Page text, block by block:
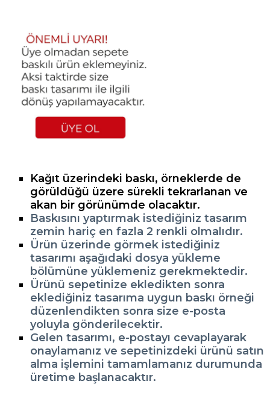
Kağıt üzerindeki baskı, örneklerde de
görüldüğü üzere sürekli tekrarlanan ve
akan bir görünümde olacaktır.
Baskısını yaptırmak istediğiniz tasarım
zemin hariç en fazla 2 renkli olmalıdır.
Ürün üzerinde görmek istediğiniz
tasarımı aşağıdaki dosya yükleme
bölümüne yüklemeniz gerekmektedir.
Ürünü sepetinize ekledikten sonra
eklediğiniz tasarıma uygun baskı örneği
düzenlendikten sonra size e-posta
yoluyla gönderilecektir.
Gelen tasarımı, e-postayı cevaplayarak
onaylamanız ve sepetinizdeki ürünü satın
alma işlemini tamamlamanız durumunda
üretime başlanacaktır.